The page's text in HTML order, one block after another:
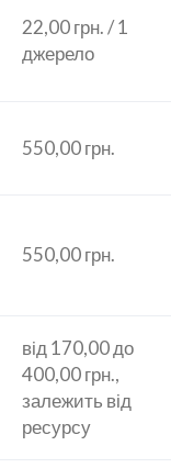
22,00 грн. / 1
джерело
550,00 грн.
550,00 грн.
від 170,00 до
400,00 грн.,
залежить від
ресурсу